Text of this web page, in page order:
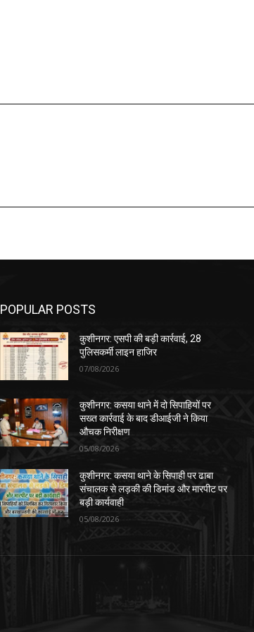
POPULAR POSTS
कुशीनगर: एसपी की बड़ी कार्रवाई, 28
पुलिसकर्मी लाइन हाजिर
07/08/2026
कुशीनगर: कसया थाने में दो सिपाहियों पर
सख्त कार्रवाई के बाद डीआईजी ने किया
औचक निरीक्षण
05/08/2026
कुशीनगर: कसया थाने के सिपाही पर ढाबा
संचालक से लड़की की डिमांड और मारपीट पर
बड़ी कार्यवाही
05/08/2026